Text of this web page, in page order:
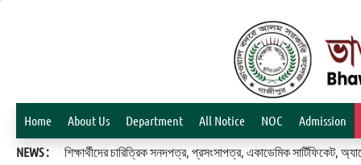
Home About Us Department All Notice NOC Admission
NEWS : শিক্ষার্থীদের চারিত্রিক সনদপত্র, প্রসংসাপত্র, একাডেমিক